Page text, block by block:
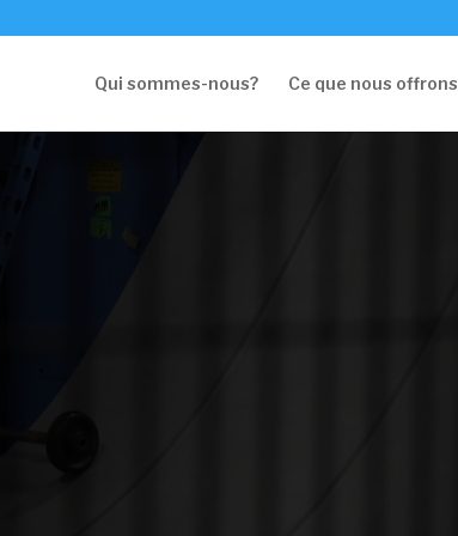
Qui sommes-nous? Ce que nous offrons